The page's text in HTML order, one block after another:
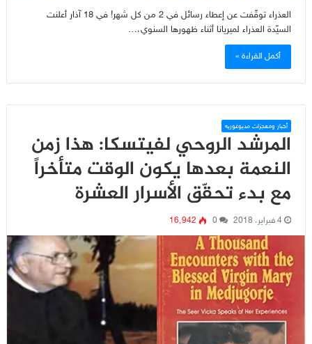
العذراء توقّفت عن إعطاء رسائل في 2 من كل شهر! في 18 آذار أعلنت
السيّدة العذراء لميريانا أثناء ظهورها السنوي،…
أكمل القراءة »
أخبار ومعجزات مديوغوريه
المرشد الروحي لفيتسكا: هذا زمن
النعمة بعدها يكون الوقت متأخراً
مع بدء تحقّق الأسرار العشرة
4 فبراير، 2018 0 16٬942